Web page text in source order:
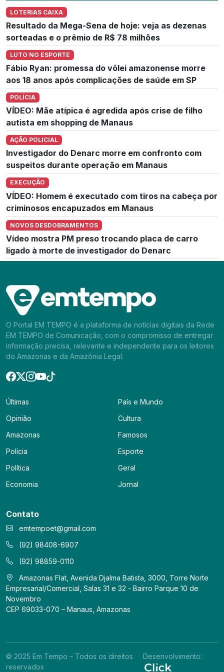
LOTERIAS CAIXA
Resultado da Mega-Sena de hoje: veja as dezenas
sorteadas e o prêmio de R$ 78 milhões
LUTO NO ESPORTE
Fábio Ryan: promessa do vôlei amazonense morre
aos 18 anos após complicações de saúde em SP
POLÍCIA
VÍDEO: Mãe atípica é agredida após crise de filho
autista em shopping de Manaus
AÇÃO POLICIAL
Investigador do Denarc morre em confronto com
suspeitos durante operação em Manaus
EXECUÇÃO
VÍDEO: Homem é executado com tiros na cabeça por
criminosos encapuzados em Manaus
NOVOS DESDOBRAMENTOS
Vídeo mostra PM preso trocando placa de carro
ligado à morte de investigador do Denarc
O Portal EM TEMPO é a plataforma de notícias digitais da Rede
EM TEMPO de Comunicação, com o compromisso de entregar
informação precisa, relevante e independente para os leitores
do Amazonas e da Amazônia Legal.
Últimas
Opinião
Amazonas
Polícia
Política
Economia
País e Mundo
Cultura
Famosos
Esporte
Geral
Jornal
Contato
emtempoet@gmail.com
(92) 98408-6907
(92) 98859-0110
Amazonas Flat, Avenida Djalma Batista, 3000, Torre Norte
Empresarial/Comercial, Salas 31 e 32 - Bairro Parque 10 de
Novembro
CEP 69033-070 – Manaus, Amazonas
© 2025 Em Tempo – Todos os direitos
reservados
Desenvolvimento: